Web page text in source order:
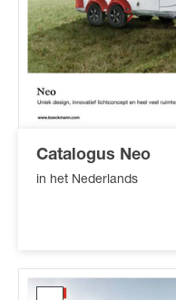
Catalogus Neo
in het Nederlands